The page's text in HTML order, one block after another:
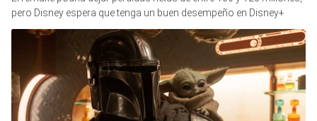
pero Disney espera que tenga un buen desempeño en Disney+